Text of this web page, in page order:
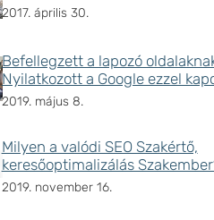
2017. április 30.
Befellegzett a lapozó
Nyilatkozott a Google ezzel
2019. május 8.
Milyen a valódi SEO Szakértő,
keresőoptimalizálás
2019. november 16.